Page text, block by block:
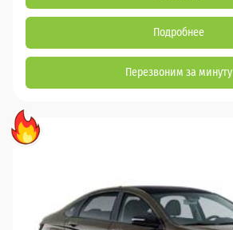
Подробнее
Перезвоним за минуту